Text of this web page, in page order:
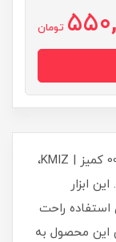
تومان
با سر سوهان شنی استوانه‌ای نوار آبی 003 کمیز | KMIZ،
ابزار
استفاده راحت
این محصول به